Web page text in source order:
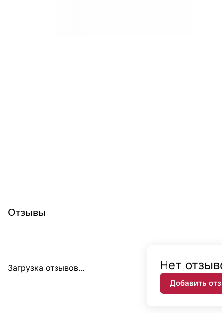
Отзывы
Загрузка отзывов... Нет
Добавить